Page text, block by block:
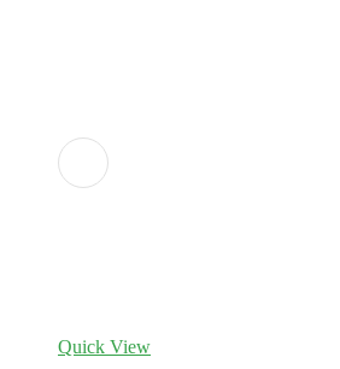
Quick View